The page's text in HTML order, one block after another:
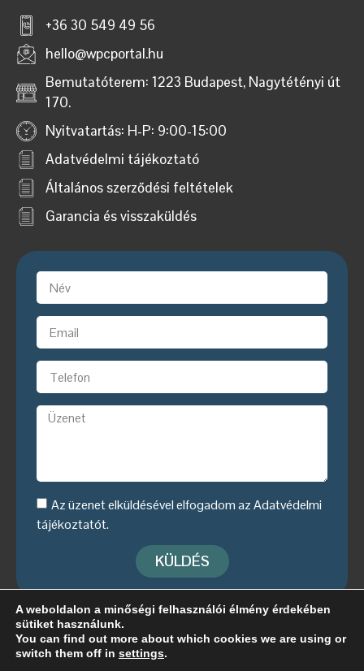
+36 30 549 49 56
hello@wpcportal.hu
Bemutatóterem: 1223 Budapest, Nagytétényi út
170.
Nyitvatartás: H-P: 9:00-15:00
Adatvédelmi tájékoztató
Általános szerződési feltételek
Garancia és visszaküldés
Az üzenet elküldésével elfogadom azAdatvédelmi
tájékoztatót.
KÜLDÉS
© 2026 WPC Portál
A weboldalon a minőségi felhasználói élmény érdekében
sütiket használunk.
You can find out more about which cookies we are using or
switch them off in settings.